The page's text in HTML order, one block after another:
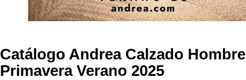
Catálogo Andrea Calzado Hombre
Primavera Verano 2025